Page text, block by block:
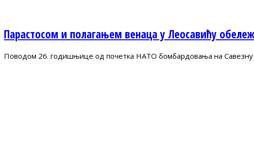
Парастосом и полагањем венаца у Леосавићу
Поводом 26. годишњице од почетка НАТО бомбардовања на Савезну